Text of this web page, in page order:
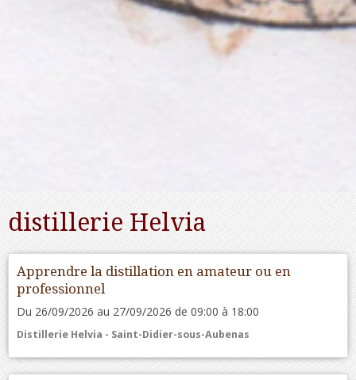
distillerie Helvia
Apprendre la distillation en amateur ou en
professionnel
Du 26/09/2026 au 27/09/2026 de 09:00 à 18:00
Distillerie Helvia - Saint-Didier-sous-Aubenas